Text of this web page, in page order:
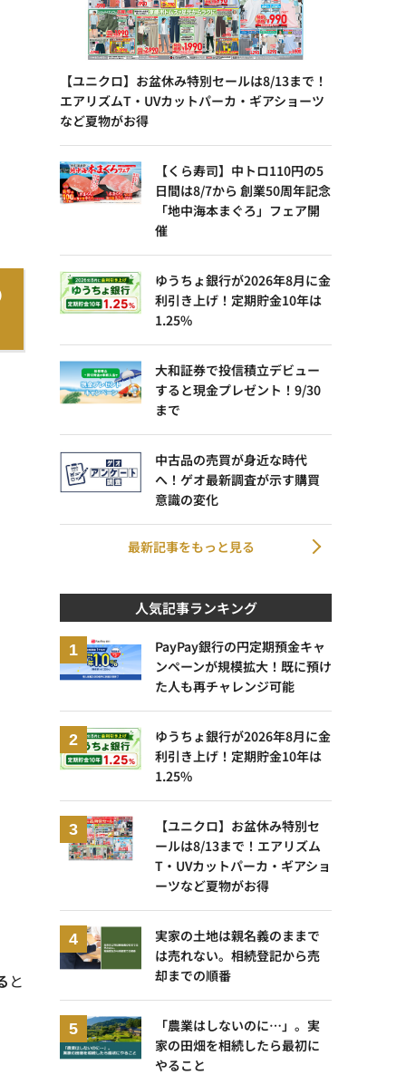
と
【ユニクロ】お盆休み特別セールは8/13まで！
エアリズムT・UVカットパーカ・ギアショーツ
など夏物がお得
【くら寿司】中トロ110円の5
日間は8/7から 創業50周年記念
「地中海本まぐろ」フェア開
催
ゆうちょ銀行が2026年8月に金
利引き上げ！定期貯金10年は
1.25%
大和証券で投信積立デビュー
すると現金プレゼント！9/30
まで
中古品の売買が身近な時代
へ！ゲオ最新調査が示す購買
意識の変化
最新記事をもっと見る
人気記事ランキング
PayPay銀行の円定期預金キャ
ンペーンが規模拡大！既に預け
た人も再チャレンジ可能
ゆうちょ銀行が2026年8月に金
利引き上げ！定期貯金10年は
1.25%
【ユニクロ】お盆休み特別セ
ールは8/13まで！エアリズム
T・UVカットパーカ・ギアショ
ーツなど夏物がお得
実家の土地は親名義のままで
は売れない。相続登記から売
却までの順番
「農業はしないのに…」。実
家の田畑を相続したら最初に
やること